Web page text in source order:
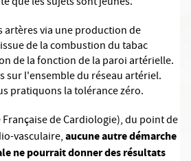
artères via une production de
de la combustion du tabac
de la fonction de la paroi artérielle.
sur l'ensemble du réseau artériel.
pratiquons la tolérance zéro.
Française de Cardiologie), du point de
vasculaire,aucuneautre démarche
ne pourraitdonner des résultats